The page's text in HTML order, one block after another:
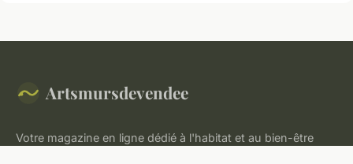
Artsmursdevendee
Votre magazine en ligne dédié à l'habitat et au bien-être